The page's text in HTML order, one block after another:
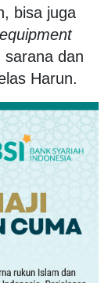
bisa juga
equipment
sarana dan
Harun.